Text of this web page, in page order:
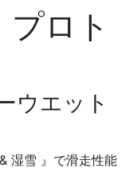
ロト
ウエット
湿雪 』で滑走性能